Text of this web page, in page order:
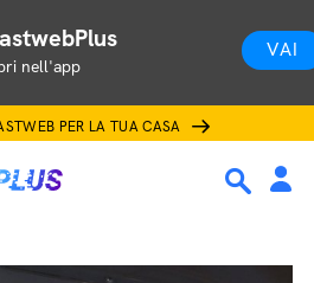
nell'app
VAI
PER LA TUA CASA